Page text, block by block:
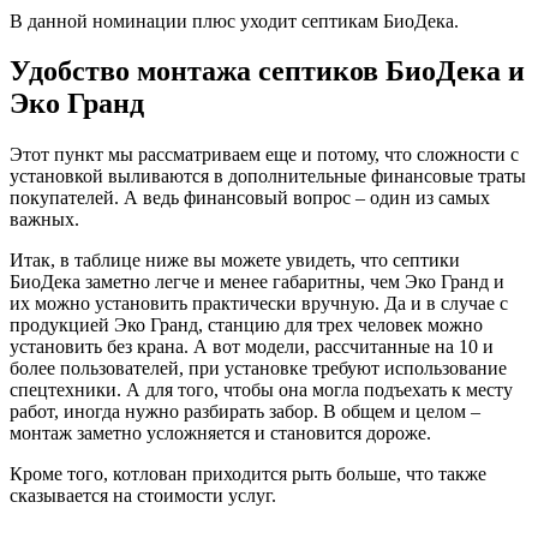
В данной номинации плюс уходит септикам БиоДека.
Удобство монтажа септиков БиоДека и
Эко Гранд
Этот пункт мы рассматриваем еще и потому, что сложности с
установкой выливаются в дополнительные финансовые траты
покупателей. А ведь финансовый вопрос – один из самых
важных.
Итак, в таблице ниже вы можете увидеть, что септики
БиоДека заметно легче и менее габаритны, чем Эко Гранд и
их можно установить практически вручную. Да и в случае с
продукцией Эко Гранд, станцию для трех человек можно
установить без крана. А вот модели, рассчитанные на 10 и
более пользователей, при установке требуют использование
спецтехники. А для того, чтобы она могла подъехать к месту
работ, иногда нужно разбирать забор. В общем и целом –
монтаж заметно усложняется и становится дороже.
Кроме того, котлован приходится рыть больше, что также
сказывается на стоимости услуг.